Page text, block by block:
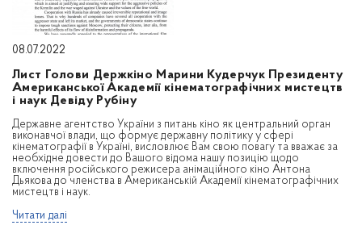
08.07.2022
Лист Голови Держкіно Марини Кудерчук Президенту
Американської Академії кінематографічних мистецтв
і наук Девіду Рубіну
Державне агентство України з питань кіно як центральний орган
виконавчої влади, що формує державну політику у сфері
кінематографії в Україні, висловлює Вам свою повагу та вважає за
необхідне довести до Вашого відома нашу позицію щодо
включення російського режисера анімаційного кіно Антона
Дьякова до членства в Американській Академії кінематографічних
мистецтв і наук.
Читати далі